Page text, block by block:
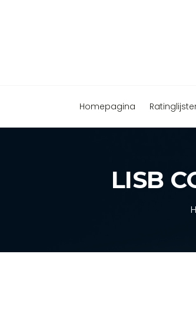
Homepagina
LISB